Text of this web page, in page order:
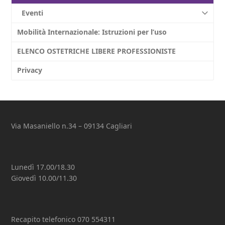
Eventi
Mobilità Internazionale: Istruzioni per l’uso
ELENCO OSTETRICHE LIBERE PROFESSIONISTE
Privacy
Via Masaniello n.34 – 09134 Cagliari
Lunedì 17.00/18.30
Giovedì 10.00/11.30
Recapito telefonico 070 554311